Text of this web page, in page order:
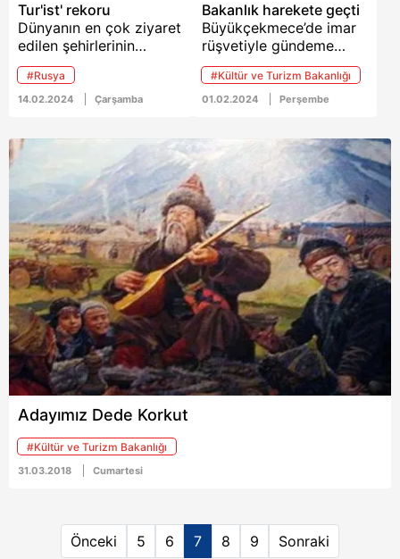
Tur'ist' rekoru
Dünyanın en çok ziyaret
edilen şehirlerinin
başında gelen İstanbul,
2023 yılında 17 milyon
370 bin 30 yabancı
tüm yılların rekorunu
kırdı. İşte sizler için
derlediğimiz 14 Şubat
tarihli TAKVİM gazetesi
ekonomi haberleri...
#Rusya
14.02.2024 Çarşamba
Bakanlık harekete geçti
Büyükçekmece’de imar
rüşvetiyle gündeme
gelen 144 villa
arazisinin, Osmanlı
şehitliği üzerine inşa
çıkmasının ardından
bakanlık harekete geçti.
Kültür ve Turizm
Bakanlığı’nın, CHP’li
belediye hakkında suç
duyurusunda bulunacağı
öğrenildi. İşte detaylar...
#Kültür ve Turizm Bakanlığı
01.02.2024 Perşembe
Adayımız Dede Korkut
#Kültür ve Turizm Bakanlığı
31.03.2018 Cumartesi
Önceki 5 6 7 8 9 Sonraki